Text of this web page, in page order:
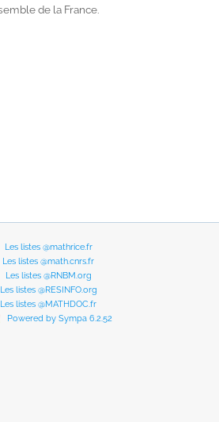
de la France.
Les listes @mathrice.fr
Les listes @math.cnrs.fr
Les listes @RNBM.org
Les listes @RESINFO.org
Les listes @MATHDOC.fr
Powered by Sympa 6.2.52